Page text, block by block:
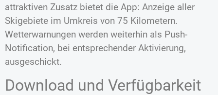
attraktiven Zusatz bietet die App: Anzeige aller
Skigebiete im Umkreis von 75 Kilometern.
Wetterwarnungen werden weiterhin als Push-
Notification, bei entsprechender Aktivierung,
ausgeschickt.
Download und Verfügbarkeit